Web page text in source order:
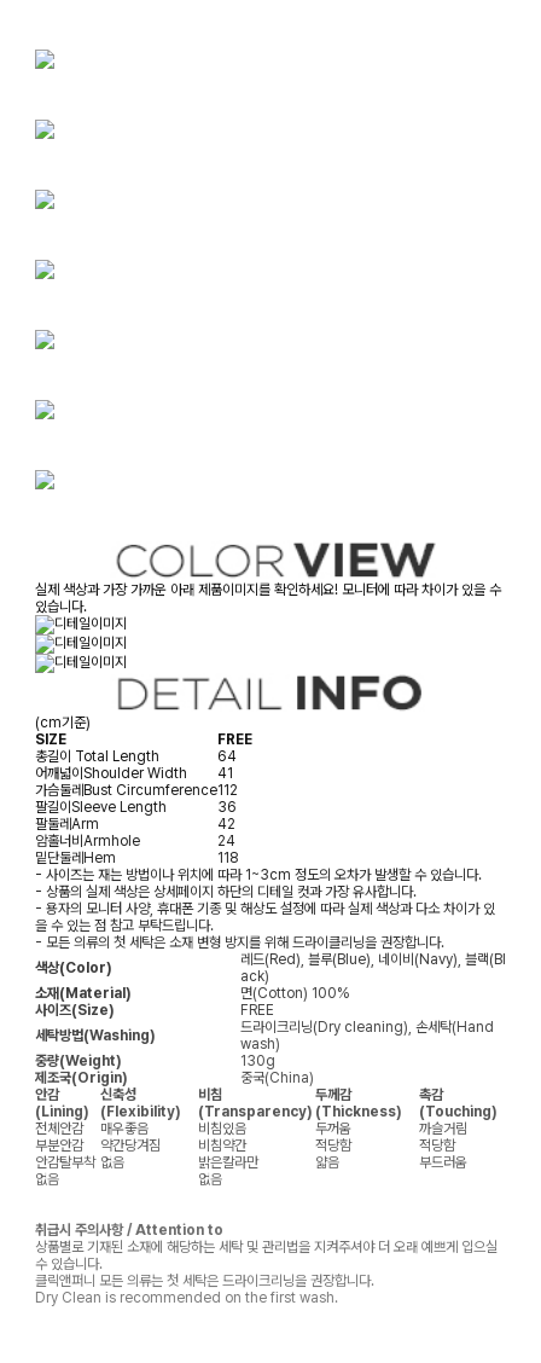
실제 색상과 가장 가까운 아래 제품이미지를 확인하세요! 모니터에 따라 차이가 있을 수
있습니다.
(cm기준)
SIZE
FREE
총길이 Total Length
64
어깨넓이Shoulder Width
41
가슴둘레Bust Circumference112
팔길이Sleeve Length
36
팔둘레Arm
42
암홀너비Armhole
24
밑단둘레Hem
118
- 사이즈는 재는 방법이나 위치에 따라 1~3cm 정도의 오차가 발생할 수 있습니다.
- 상품의 실제 색상은 상세페이지 하단의 디테일 컷과 가장 유사합니다.
- 용자의 모니터 사양, 휴대폰 기종 및 해상도 설정에 따라 실제 색상과 다소 차이가 있
을 수 있는 점 참고 부탁드립니다.
- 모든 의류의 첫 세탁은 소재 변형 방지를 위해 드라이클리닝을 권장합니다.
색상(Color)
레드(Red), 블루(Blue), 네이비(Navy), 블랙(Bl
ack)
소재(Material)
면(Cotton) 100%
사이즈(Size)
FREE
세탁방법(Washing)
드라이크리닝(Dry cleaning), 손세탁(Hand
wash)
중량(Weight)
130g
제조국(Origin)
중국(China)
안감
(Lining)
신축성
(Flexibility)
비침
(Transparency)
두께감
(Thickness)
촉감
(Touching)
전체안감
매우좋음 비침있음 두꺼움
까슬거림
부분안감
약간당겨짐 비침약간 적당함
적당함
안감탈부착 없음 밝은칼라만 얇음
부드러움
없음
없음
취급시 주의사항 / Attention to
상품별로 기재된 소재에 해당하는 세탁 및 관리법을 지켜주셔야 더 오래 예쁘게 입으실
수 있습니다.
클릭앤퍼니 모든 의류는 첫 세탁은 드라이크리닝을 권장합니다.
Dry Clean is recommended on the first wash.